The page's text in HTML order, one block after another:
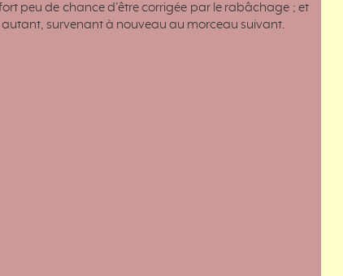
peu de chance d’être corrigée par le rabâchage ; et
autant, survenant à nouveau au morceau suivant.